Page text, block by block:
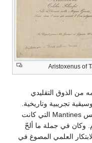
Aristoxenus of
من الذوق التقليدي
تجريبية وتاريخية.
ومما ساعد في ذلك إِقامته في مدينة مانتينس Mantines التي كانت
وكان في جملة ما ألحّ
العلمي المصوغ في